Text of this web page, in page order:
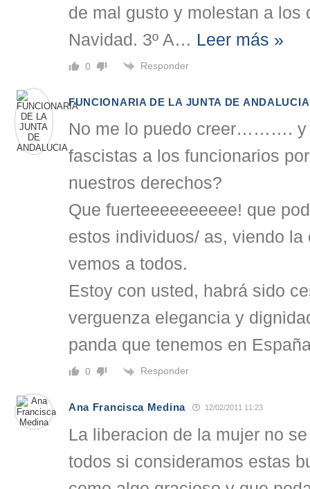
de mal gusto y molestan a los
Navidad. 3º A… Leer más »
0 Responder
FUNCIONARIA DE LA JUNTA DE ANDALUCIA
No me lo puedo creer………. y
fascistas a los funcionarios
nuestros derechos?
Que fuerteeeeeeeeee! que
estos individuos/ as, viendo la
vemos a todos.
Estoy con usted, habrá sido
verguenza elegancia y
panda que tenemos en
0 Responder
Ana Francisca Medina 12/02/2011 11:23
La liberacion de la mujer no
todos si consideramos estas